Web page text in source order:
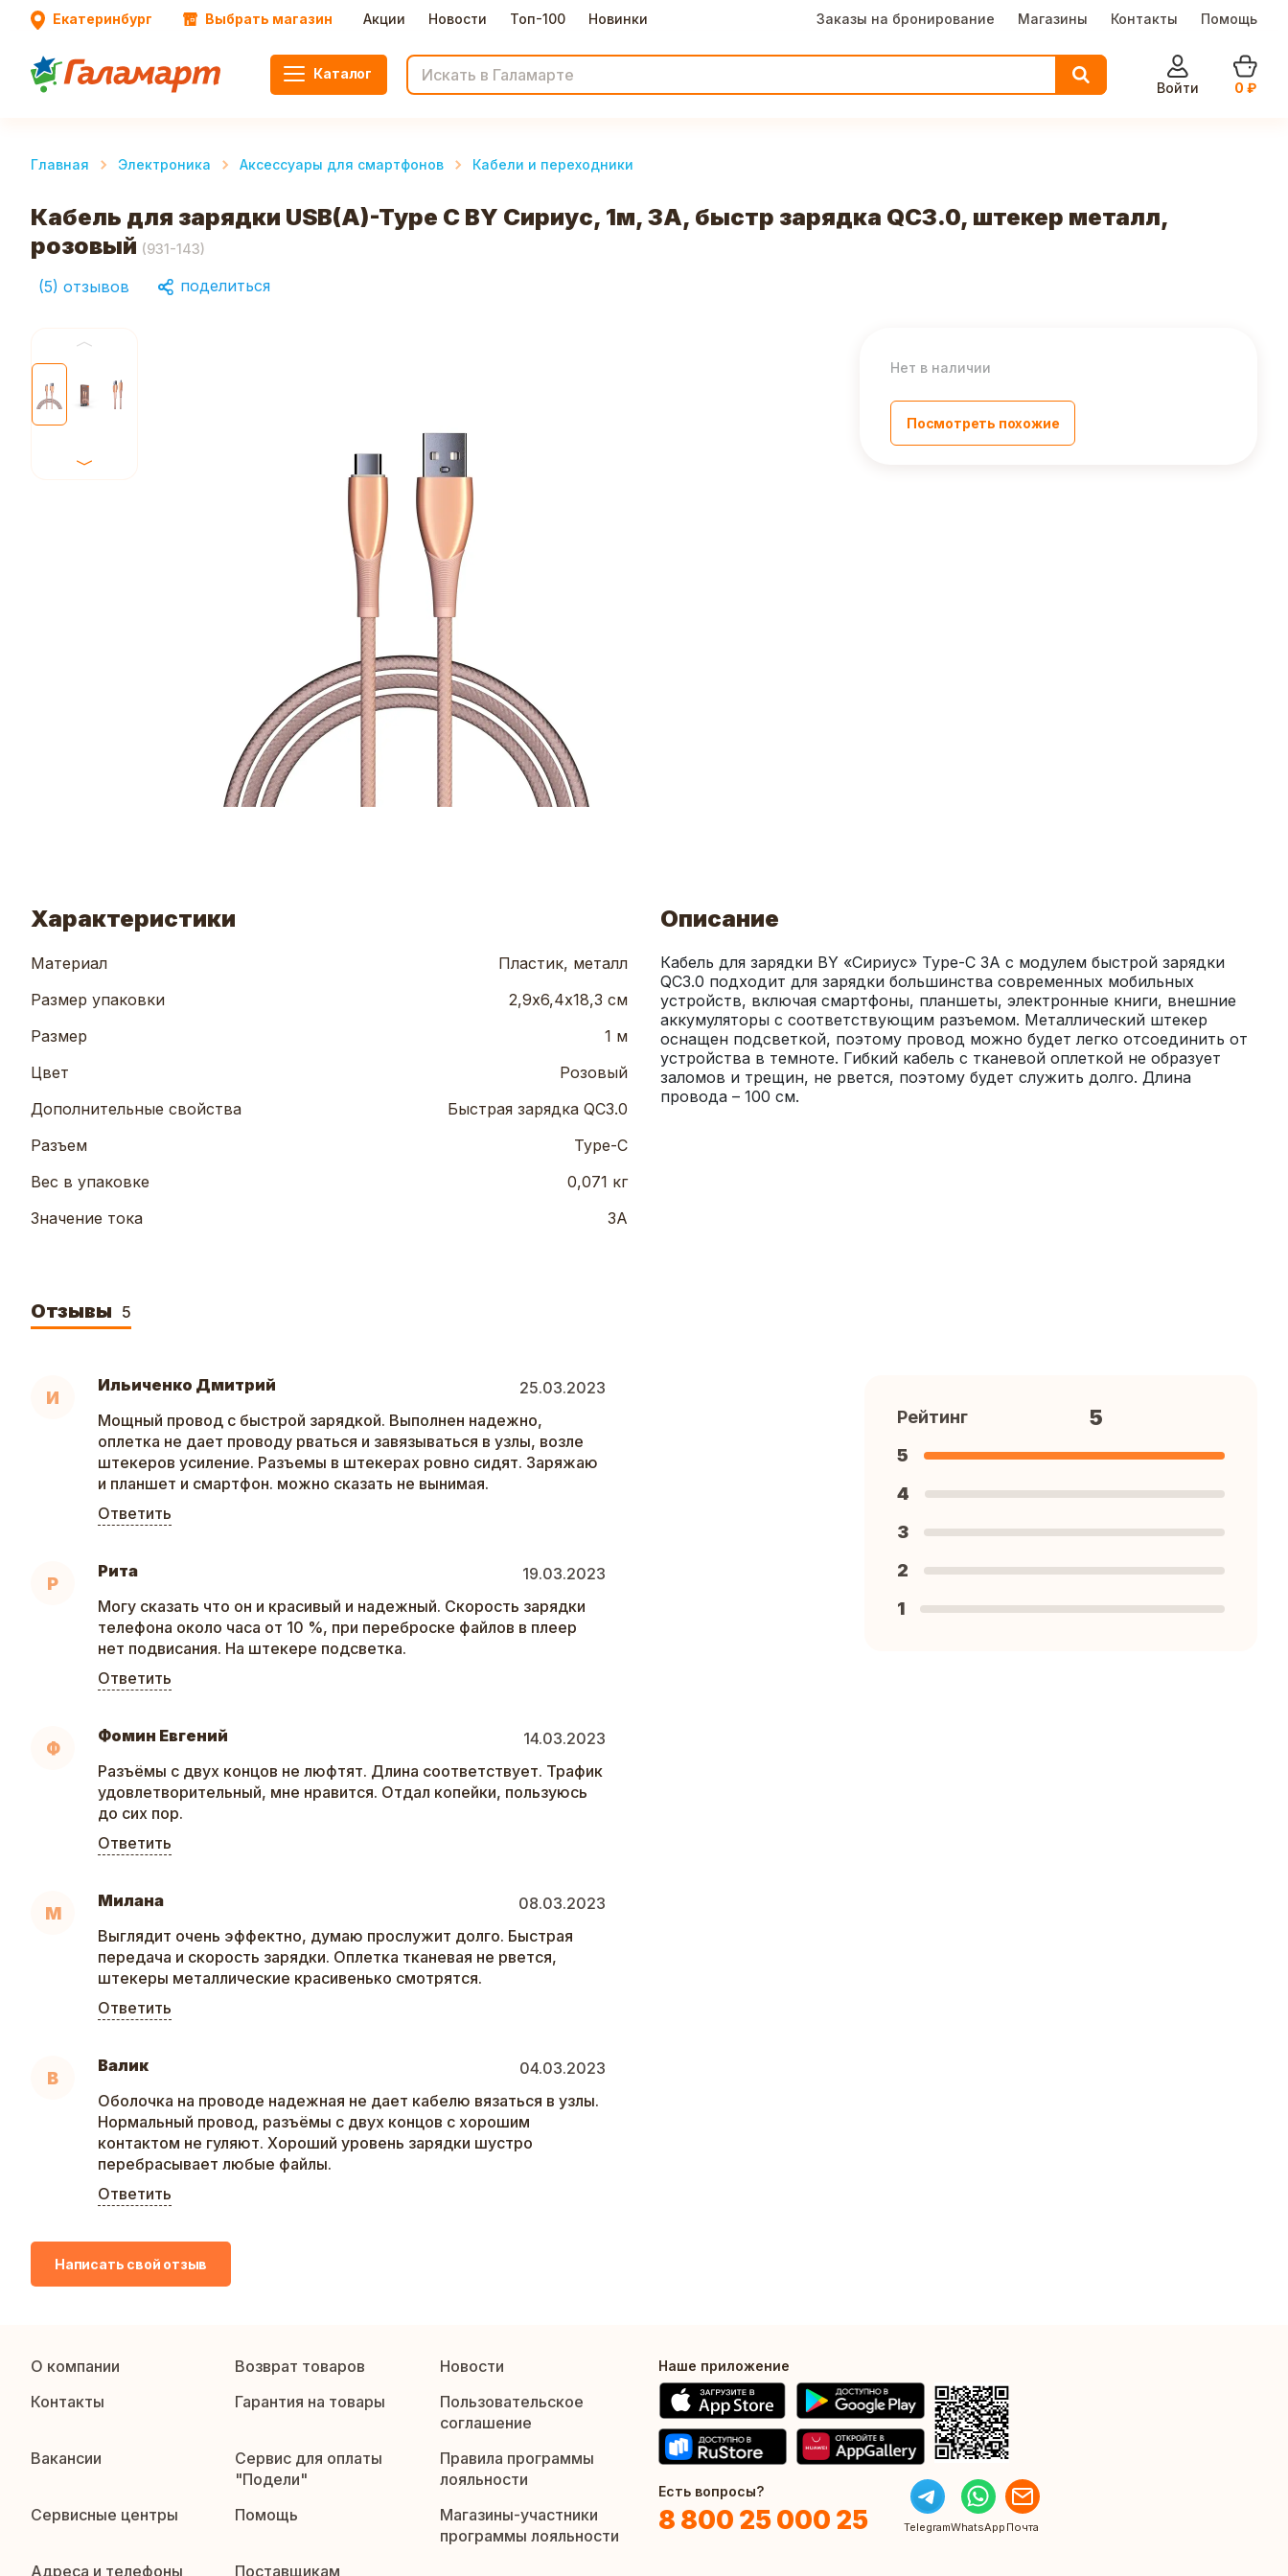
Екатеринбург Выбрать магазин Акции Новости Топ-100 Новинки Заказы на бронирование Магазины Контакты Помощь
Каталог
Войти
0 ₽
Главная Электроника Аксессуары для смартфонов Кабели и переходники
Кабель для зарядки USB(A)-Type C BY Сириус, 1м, 3А, быстр зарядка QC3.0, штекер металл,
розовый (931-143)
(5) отзывов поделиться
Нет в наличии
Посмотреть похожие
Характеристики
Материал
Пластик, металл
Размер упаковки
2,9х6,4х18,3 см
Размер
1 м
Цвет
Розовый
Дополнительные свойства
Быстрая зарядка QC3.0
Разъем
Type-C
Вес в упаковке
0,071 кг
Значение тока
3А
Описание
Кабель для зарядки BY «Сириус» Type-C 3А с модулем быстрой зарядки
QC3.0 подходит для зарядки большинства современных мобильных
устройств, включая смартфоны, планшеты, электронные книги, внешние
аккумуляторы с соответствующим разъемом. Металлический штекер
оснащен подсветкой, поэтому провод можно будет легко отсоединить от
устройства в темноте. Гибкий кабель с тканевой оплеткой не образует
заломов и трещин, не рвется, поэтому будет служить долго. Длина
провода – 100 см.
Отзывы 5
И
Ильиченко Дмитрий
25.03.2023
Мощный провод с быстрой зарядкой. Выполнен надежно,
оплетка не дает проводу рваться и завязываться в узлы, возле
штекеров усиление. Разъемы в штекерах ровно сидят. Заряжаю
и планшет и смартфон. можно сказать не вынимая.
Ответить
Р
Рита
19.03.2023
Могу сказать что он и красивый и надежный. Скорость зарядки
телефона около часа от 10 %, при переброске файлов в плеер
нет подвисания. На штекере подсветка.
Ответить
Ф
Фомин Евгений
14.03.2023
Разъёмы с двух концов не люфтят. Длина соответствует. Трафик
удовлетворительный, мне нравится. Отдал копейки, пользуюсь
до сих пор.
Ответить
М
Милана
08.03.2023
Выглядит очень эффектно, думаю прослужит долго. Быстрая
передача и скорость зарядки. Оплетка тканевая не рвется,
штекеры металлические красивенько смотрятся.
Ответить
В
Валик
04.03.2023
Оболочка на проводе надежная не дает кабелю вязаться в узлы.
Нормальный провод, разъёмы с двух концов с хорошим
контактом не гуляют. Хороший уровень зарядки шустро
перебрасывает любые файлы.
Ответить
Рейтинг 5
5
4
3
2
1
Написать свой отзыв
О компании Возврат товаров
Новости
Контакты
Гарантия на товары
Пользовательское
соглашение
Вакансии
Сервис для оплаты
"Подели"
Правила программы
лояльности
Сервисные центры
Помощь
Магазины-участники
программы лояльности
Адреса и телефоны
Поставщикам
Наше приложение
Есть вопросы?
8 800 25 000 25 TelegramWhatsApp Почта